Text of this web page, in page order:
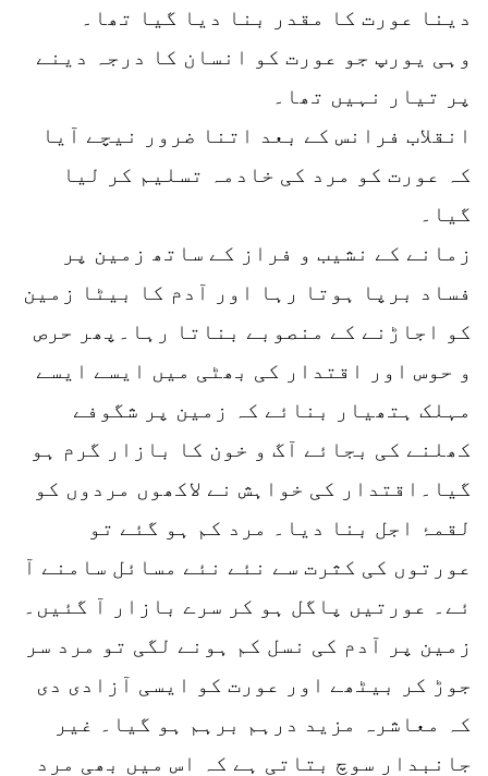
دینا عورت کا مقدر بنا دیا گیا تھا۔
وہی یورپ جو عورت کو انسان کا درجہ دینے
پر تیار نہیں تھا۔
انقلاب فرانس کے بعد اتنا ضرور نیچے آیا
کہ عورت کو مرد کی خادمہ تسلیم کر لیا
گیا۔
زمانے کے نشیب و فراز کے ساتھ زمین پر
فساد برپا ہوتا رہا اور آدم کا بیٹا زمین
کو اجاڑنے کے منصوبے بناتا رہا۔پھر حرص
و حوس اور اقتدار کی بھٹی میں ایسے ایسے
مہلک ہتھیار بنائے کہ زمین پر شگوفے
کھلنے کی بجائے آگ و خون کا بازار گرم ہو
گیا۔اقتدار کی خواہش نے لاکھوں مردوں کو
لقمۂ اجل بنا دیا۔ مرد کم ہو گئے تو
عورتوں کی کثرت سے نئے نئے مسائل سامنے آ
ئے۔ عورتیں پاگل ہو کر سرے بازار آ گئیں۔
زمین پر آدم کی نسل کم ہونے لگی تو مرد سر
جوڑ کر بیٹھے اور عورت کو ایسی آزادی دی
کہ معاشرہ مزید درہم برہم ہو گیا۔ غیر
جانبدار سوچ بتاتی ہے کہ اس میں بھی مرد